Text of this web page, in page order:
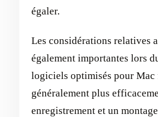
égaler.
Les considérations relatives
également importantes lors
logiciels optimisés pour
généralement plus
enregistrement et un